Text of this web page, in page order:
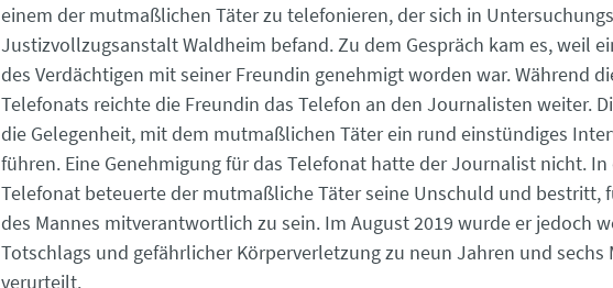
einem der mutmaßlichen Täter zu telefonieren, der sich in
Justizvollzugsanstalt Waldheim befand. Zu dem Gespräch kam es, weil
des Verdächtigen mit seiner Freundin genehmigt worden war. Während
Telefonats reichte die Freundin das Telefon an den Journalisten weiter.
die Gelegenheit, mit dem mutmaßlichen Täter ein rund einstündiges
führen. Eine Genehmigung für das Telefonat hatte der Journalist nicht. In
Telefonat beteuerte der mutmaßliche Täter seine Unschuld und bestritt,
des Mannes mitverantwortlich zu sein. Im August 2019 wurde er jedoch
Totschlags und gefährlicher Körperverletzung zu neun Jahren und sechs
verurteilt.